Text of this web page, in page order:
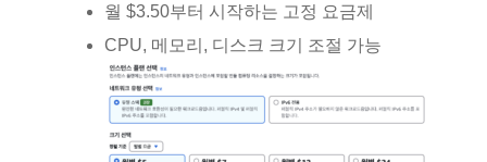
월 $3.50부터 시작하는 고정 요금제
CPU, 메모리, 디스크 크기 조절 가능